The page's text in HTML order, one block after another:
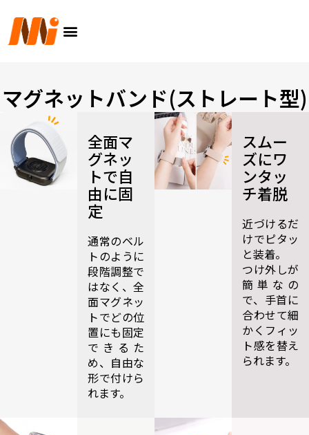
プ
ニ
ュ
マグネットバンド(ストレート型)
全面マ
グネッ
トで自
由に固
定
通常のベル
トのように
段階調整で
はなく、全
面マグネッ
トでどの位
置にも固定
できるた
め、自由な
形で付けら
れます。
スムー
ズにワ
ンタッ
チ着脱
近づけるだ
けでピタッ
と装着。
つけ外しが
簡単なの
で、手首に
合わせて細
かくフィッ
ト感を替え
られます。